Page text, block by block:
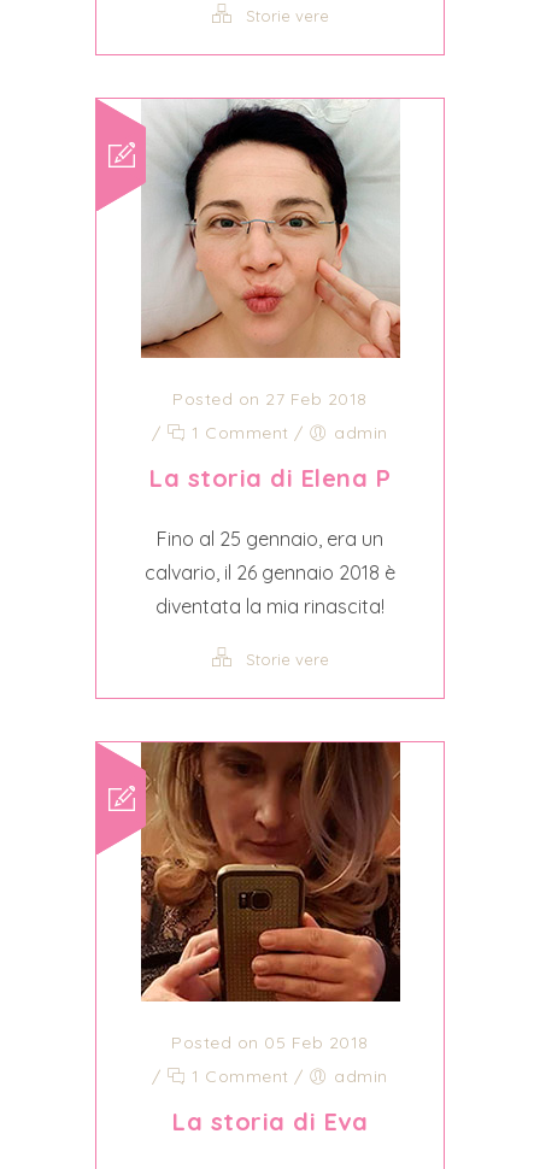
Storie vere
Posted on 27 Feb 2018
/
1 Comment / admin
La storia di Elena P
Fino al 25 gennaio, era un
calvario, il 26 gennaio 2018 è
diventata la mia rinascita!
Storie vere
Posted on 05 Feb 2018
/
1 Comment / admin
La storia di Eva